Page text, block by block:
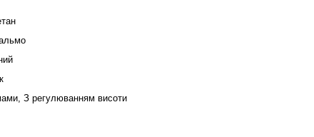
З регулюванням висоти